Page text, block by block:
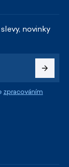
novinky
zpracováním